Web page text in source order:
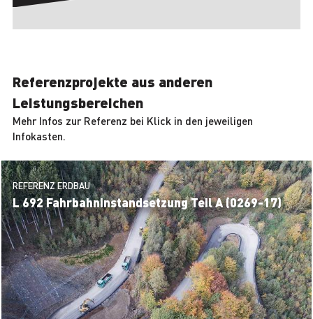
Referenzprojekte aus anderen
Leistungsbereichen
Mehr Infos zur Referenz bei Klick in den jeweiligen
Infokasten.
REFERENZ ERDBAU
L 692 Fahrbahninstandsetzung Teil A (0269-17)